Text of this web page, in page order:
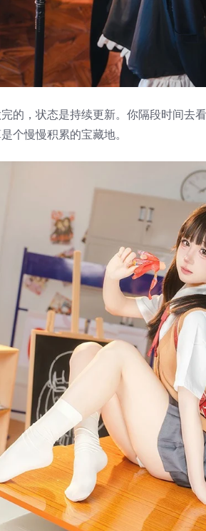
的，状态是持续更新。你隔段时间去
个慢慢积累的宝藏地。